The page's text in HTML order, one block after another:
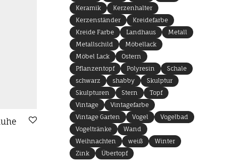
Keramik
Kerzenhalter
Kerzenständer
Kreidefarbe
Kreide Farbe
Landhaus
Metall
Metallschild
Möbellack
Möbel Lack
Ostern
Pflanzentopf
Polyresin
Schale
schwarz
shabby
Skulptur
Skulpturen
Stern
Topf
Vintage
Vintagefarbe
Vintage Garten
Vogel
Vogelbad
Vogeltränke
Wand
Weihnachten
weiß
Winter
Zink
Übertopf